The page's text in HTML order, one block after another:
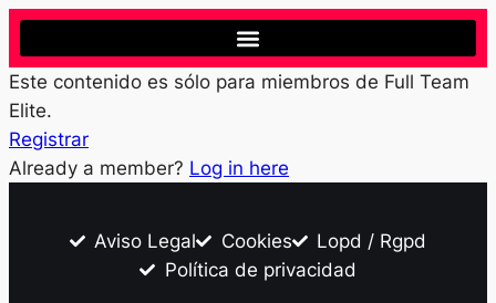
Este contenido es sólo para miembros de Full Team
Elite.
Registrar
Already a member? Log in here
Aviso Legal Cookies
Lopd / Rgpd
Política de privacidad